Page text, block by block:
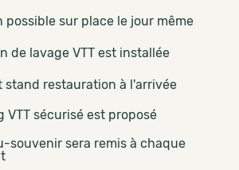
possible sur place le jour même
de lavage VTT est installée
stand restauration à l'arrivée
VTT sécurisé est proposé
souvenir sera remis à chaque